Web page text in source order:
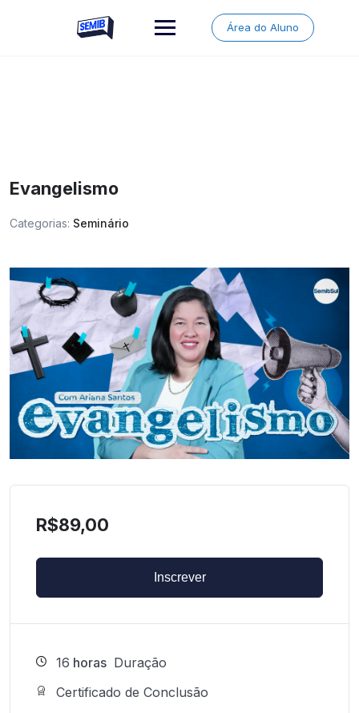
Área do Aluno
Evangelismo
Categorias: Seminário
R$89,00
Inscrever
16 horas Duração
Certificado de Conclusão